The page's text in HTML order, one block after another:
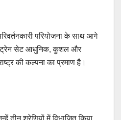
परियोजना के साथ आगे
ट्रेन सेट आधुनिक, कुशल और
की कल्पना का प्रमाण है।
तीन श्रेणियों में विभाजित किया